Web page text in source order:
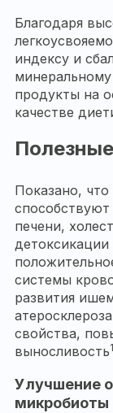
Благодаря
индексу и
продукты на
качестве
Показано,
печени,
детоксикации
системы
развития
свойства,
выносливость
Улучшение
микробиоты